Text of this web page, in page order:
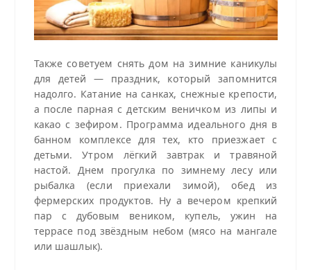
Также советуем снять дом на зимние каникулы
для детей — праздник, который запомнится
надолго. Катание на санках, снежные крепости,
а после парная с детским веничком из липы и
какао с зефиром. Программа идеального дня в
банном комплексе для тех, кто приезжает с
детьми. Утром лёгкий завтрак и травяной
настой. Днем прогулка по зимнему лесу или
рыбалка (если приехали зимой), обед из
фермерских продуктов. Ну а вечером крепкий
пар с дубовым веником, купель, ужин на
террасе под звёздным небом (мясо на мангале
или шашлык).